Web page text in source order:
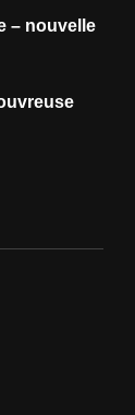
– nouvelle